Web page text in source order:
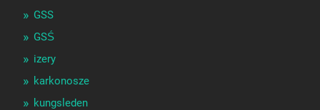
GSS
GSŚ
izery
karkonosze
kungsleden